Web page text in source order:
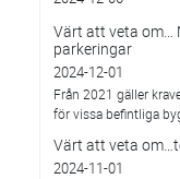
Värt att veta om…
parkeringar
2024-12-01
Från 2021 gäller
för vissa befintliga
Värt att veta
2024-11-01